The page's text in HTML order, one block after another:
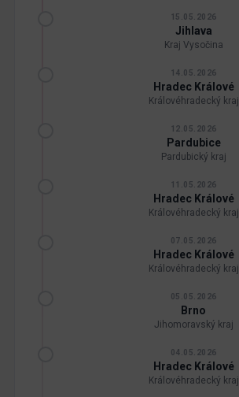
15.05.2026
Jihlava
Kraj Vysočina
14.05.2026
Hradec Králové
Královéhradecký kraj
12.05.2026
Pardubice
Pardubický kraj
11.05.2026
Hradec Králové
Královéhradecký kraj
07.05.2026
Hradec Králové
Královéhradecký kraj
05.05.2026
Brno
Jihomoravský kraj
04.05.2026
Hradec Králové
Královéhradecký kraj